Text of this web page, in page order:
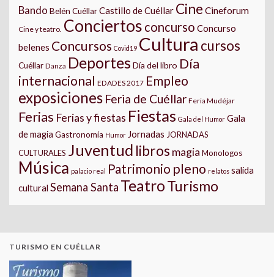
Bando Belén CuéllarCastillo de Cuéllar Cine Cineforum
Cine y teatro. Conciertos concurso Concurso
belenes Concursos Covid19 Cultura cursos
Cuéllar Danza Deportes Día del libro Día
internacional EDADES 2017 Empleo
exposiciones Feria de Cuéllar Feria Mudéjar
Ferias Ferias y fiestas Fiestas Gala del Humor Gala
de magia Gastronomía Humor Jornadas JORNADAS
CULTURALES Juventud libros magia Monologos
Música palacio real Patrimonio pleno relatos salida
cultural Semana Santa TeatroTurismo
TURISMO EN CUÉLLAR